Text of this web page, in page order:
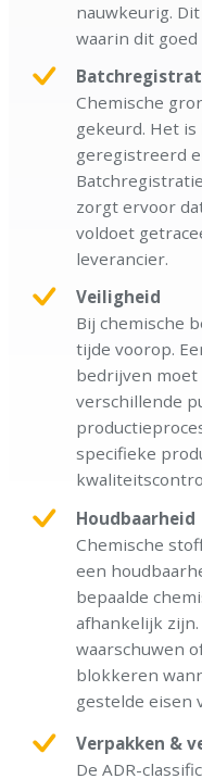
nauwkeurig.
waarin dit goed
Chemische
gekeurd. Het
geregistreerd
zorgt ervoor
voldoet
leverancier.
Veiligheid
Bij chemische
tijde voorop.
bedrijven
verschillende
specifieke
Houdbaarheid
Chemische
een
bepaalde
afhankelijk
waarschuwen
blokkeren
gestelde eisen
Verpakken &
De ADR-